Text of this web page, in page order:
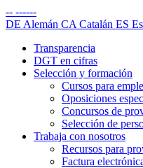
-- ------
DE Alemán CA Catalán ES
Transparencia
DGT en cifras
Selección y formación
Cursos para
Oposiciones
Concursos de
Selección de
Trabaja con nosotros
Recursos para
Factura